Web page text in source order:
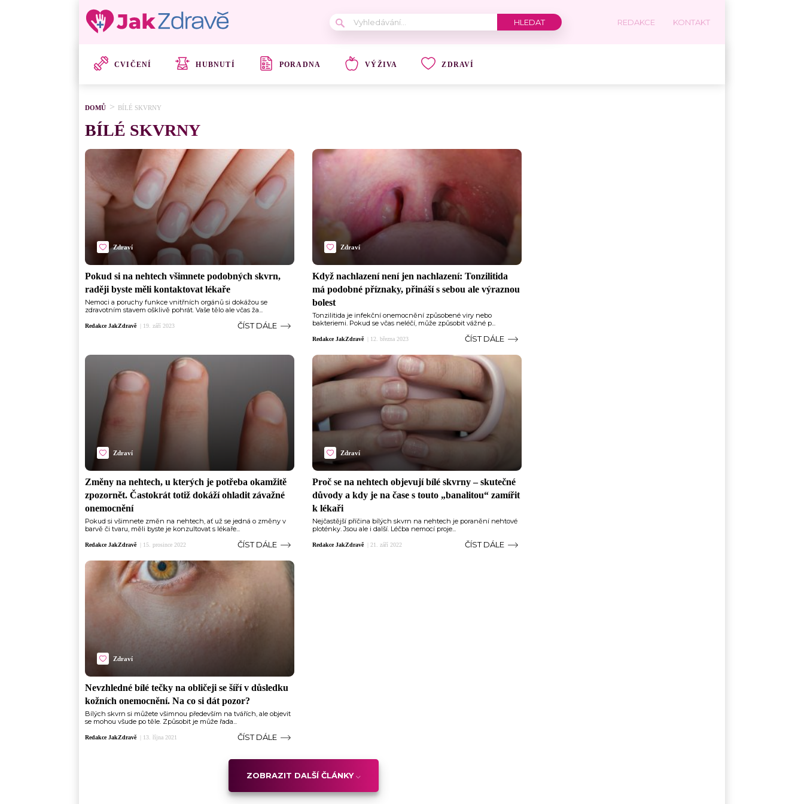
REDAKCE KONTAKT
CVIČENÍ HUBNUTÍ PORADNA VÝŽIVA ZDRAVÍ
DOMŮ BÍLÉ SKVRNY
BÍLÉ SKVRNY
Zdraví
Pokud si na nehtech všimnete podobných skvrn,
raději byste měli kontaktovat lékaře
Nemoci a poruchy funkce vnitřních orgánů si dokážou se
zdravotním stavem ošklivě pohrát. Vaše tělo ale včas ža...
Redakce JakZdravě 19. září 2023 ČÍST DÁLE
Zdraví
Když nachlazení není jen nachlazení: Tonzilitida
má podobné příznaky, přináší s sebou ale výraznou
bolest
Tonzilitida je infekční onemocnění způsobené viry nebo
bakteriemi. Pokud se včas neléčí, může způsobit vážné p...
Redakce JakZdravě 12. března 2023 ČÍST DÁLE
Zdraví
Změny na nehtech, u kterých je potřeba okamžitě
zpozornět. Častokrát totiž dokáží ohladit závažné
onemocnění
Pokud si všimnete změn na nehtech, ať už se jedná o změny v
barvě či tvaru, měli byste je konzultovat s lékaře...
Redakce JakZdravě 15. prosince 2022 ČÍST DÁLE
Zdraví
Proč se na nehtech objevují bílé skvrny –⁠ skutečné
důvody a kdy je na čase s touto „banalitou“ zamířit
k lékaři
Nejčastější příčina bílých skvrn na nehtech je poranění nehtové
ploténky. Jsou ale i další. Léčba nemocí proje...
Redakce JakZdravě 21. září 2022 ČÍST DÁLE
Zdraví
Nevzhledné bílé tečky na obličeji se šíří v důsledku
kožních onemocnění. Na co si dát pozor?
Bílých skvrn si můžete všimnou především na tvářích, ale objevit
se mohou všude po těle. Způsobit je může řada...
Redakce JakZdravě 13. října 2021 ČÍST DÁLE
ZOBRAZIT DALŠÍ ČLÁNKY